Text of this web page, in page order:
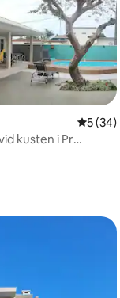
omdömen
5 av 5
5 (34)
kusten i Pr